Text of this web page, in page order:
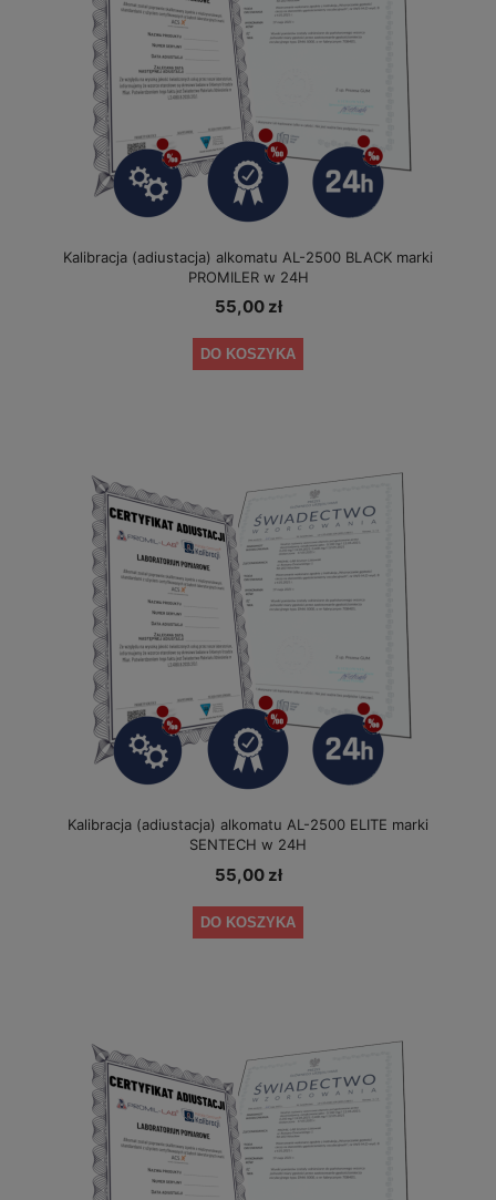
Kalibracja (adiustacja) alkomatu AL-2500 BLACK marki
PROMILER w 24H
55,00 zł
DO KOSZYKA
Kalibracja (adiustacja) alkomatu AL-2500 ELITE marki
SENTECH w 24H
55,00 zł
DO KOSZYKA